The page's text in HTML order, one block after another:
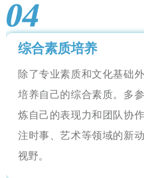
04
综合素质培养
除了专业素质和文化基础
培养自己的综合素质。多
炼自己的表现力和团队协
注时事、艺术等领域的新
视野。